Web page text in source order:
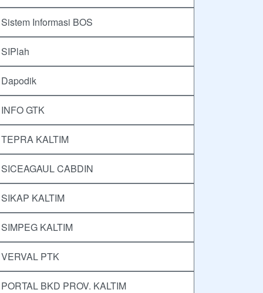
Sistem Informasi BOS
SIPlah
Dapodik
INFO GTK
TEPRA KALTIM
SICEAGAUL CABDIN
SIKAP KALTIM
SIMPEG KALTIM
VERVAL PTK
PORTAL BKD PROV. KALTIM